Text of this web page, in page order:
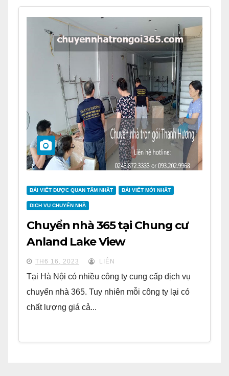
BÀI VIẾT ĐƯỢC QUAN TÂM NHẤT BÀI VIẾT MỚI NHẤT
DỊCH VỤ CHUYỂN NHÀ
Chuyển nhà 365 tại Chung cư
Anland Lake View
TH6 16, 2023 LIÊN
Tại Hà Nội có nhiều công ty cung cấp dịch vụ
chuyển nhà 365. Tuy nhiên mỗi công ty lại có
chất lượng giá cả...